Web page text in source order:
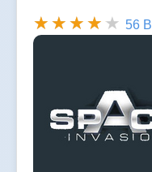
56